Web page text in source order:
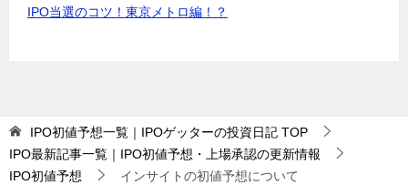
IPO当選のコツ！東京メトロ編！？
IPO初値予想一覧｜IPOゲッターの投資日記 TOP
IPO最新記事一覧｜IPO初値予想・上場承認の更新情報
IPO初値予想
インサイトの初値予想について